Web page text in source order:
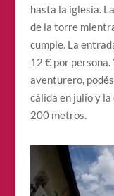
hasta la iglesia.
de la torre
cumple. La
12 € por persona.
aventurero,
cálida en julio y
200 metros.